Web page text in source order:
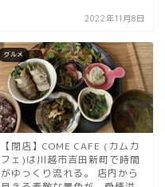
2022年11月8日
グルメ
【閉店】COME CAFE (カムカ
フェ)は川越市吉田新町で時間
がゆっくり流れる。 店内から